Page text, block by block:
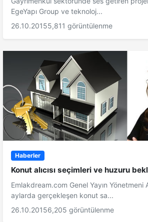
EgeYapı Group ve teknoloj...
26.10.20155,811 görüntülenme
Haberler
Konut alıcısı seçimleri ve huzuru
Emlakdream.com Genel Yayın Yönetmeni
aylarda gerçekleşen konut sa...
26.10.20156,205 görüntülenme